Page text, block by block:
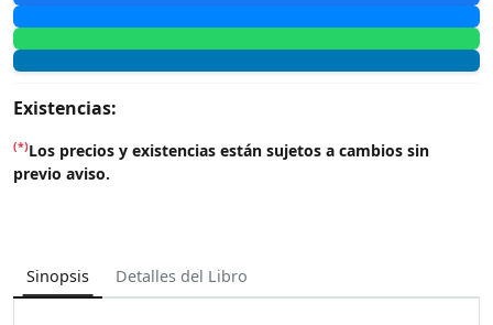
Existencias:
(*)Los precios y existencias están sujetos a cambios sin
previo aviso.
Sinopsis Detalles del Libro